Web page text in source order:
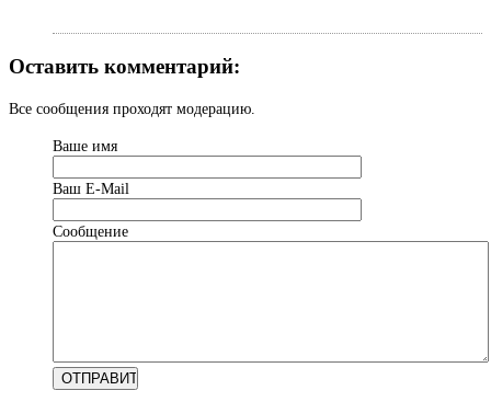
Оставить комментарий:
Все сообщения проходят модерацию.
Ваше имя
Ваш Е-Mail
Сообщение